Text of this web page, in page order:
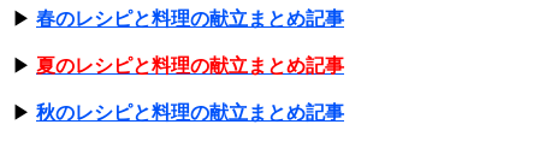
▶ 春のレシピと料理の献立まとめ記事
▶ 夏のレシピと料理の献立まとめ記事
▶ 秋のレシピと料理の献立まとめ記事